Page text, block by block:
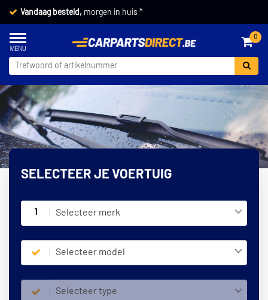
Vandaag besteld, morgen in huis *
0
SELECTEER JE VOERTUIG
1 Selecteer merk
Selecteer model
Selecteer type